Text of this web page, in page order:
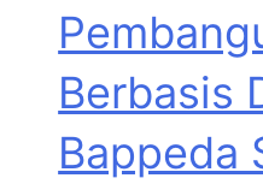
Berbasis
Bappeda